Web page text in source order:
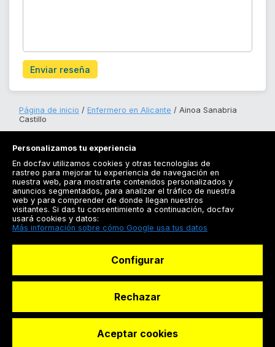
Enviar reseña
Página de inicio Enfermero en Alicante
Ainoa Sanabria
Castillo
Registrarse
Docfav
© Dashboard Technologies S.L
Personalizamos tu experiencia
En docfav utilizamos cookies y otras tecnologías de
rastreo para mejorar tu experiencia de navegación en
nuestra web, para mostrarte contenidos personalizados y
anuncios segmentados, para analizar el tráfico de nuestra
web y para comprender de donde llegan nuestros
visitantes. Si das tu consentimiento a continuación, docfav
usará cookies y datos:
Más información sobre cómo Google usa tus datos
Configurar
Rechazar
Aceptar cookies